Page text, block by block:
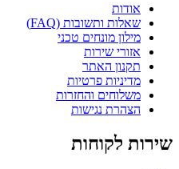
אודות
שאלות ותשובות (FAQ)
מילון מונחים טכני
אזורי שירות
תקנון האתר
מדיניות פרטיות
משלוחים והחזרות
הצהרת נגישות
שירות לקוחות